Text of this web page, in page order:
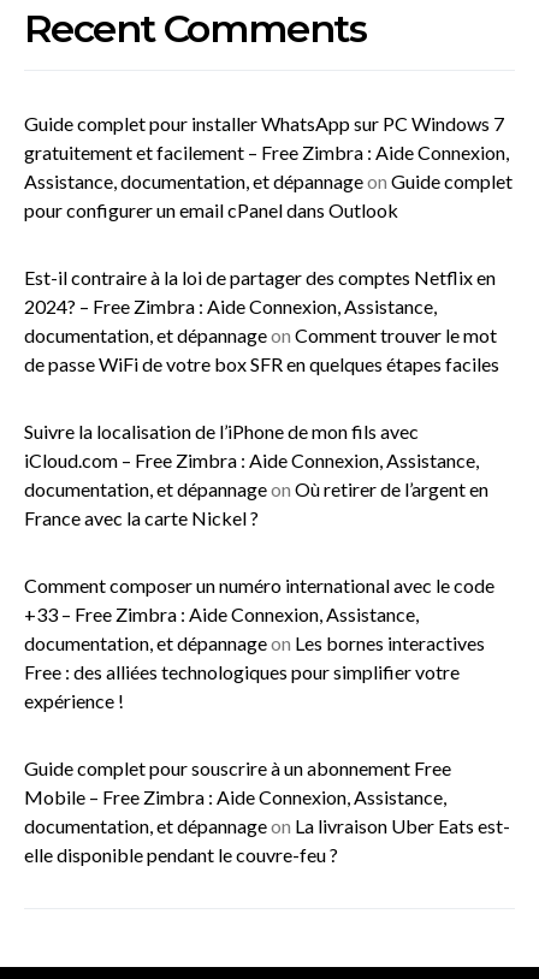
Recent Comments
Guide complet pour installer WhatsApp sur PC Windows 7
gratuitement et facilement – Free Zimbra : Aide Connexion,
Assistance, documentation, et dépannageon Guide complet
pour configurer un email cPanel dans Outlook
Est-il contraire à la loi de partager des comptes Netflix en
2024? – Free Zimbra : Aide Connexion, Assistance,
documentation, et dépannageon Comment trouver le mot
de passe WiFi de votre box SFR en quelques étapes faciles
Suivre la localisation de l’iPhone de mon fils avec
iCloud.com – Free Zimbra : Aide Connexion, Assistance,
documentation, et dépannageon Où retirer de l’argent en
France avec la carte Nickel ?
Comment composer un numéro international avec le code
+33 – Free Zimbra : Aide Connexion, Assistance,
documentation, et dépannageon Les bornes interactives
Free : des alliées technologiques pour simplifier votre
expérience !
Guide complet pour souscrire à un abonnement Free
Mobile – Free Zimbra : Aide Connexion, Assistance,
documentation, et dépannageon La livraison Uber Eats est-
elle disponible pendant le couvre-feu ?